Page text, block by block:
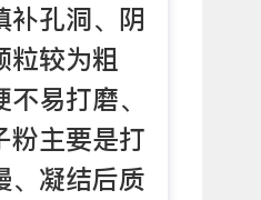
补孔洞、阴
粒较为粗
易打磨、
粉主要是打
、凝结后质